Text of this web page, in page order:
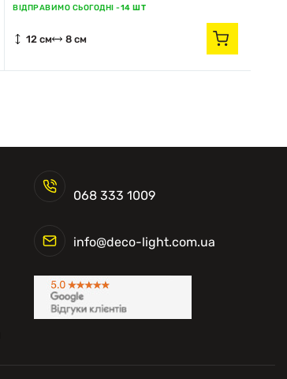
ВІДПРАВИМО СЬОГОДНІ -14 ШТ
12 см 8 см
068 333 1009
info@deco-light.com.ua